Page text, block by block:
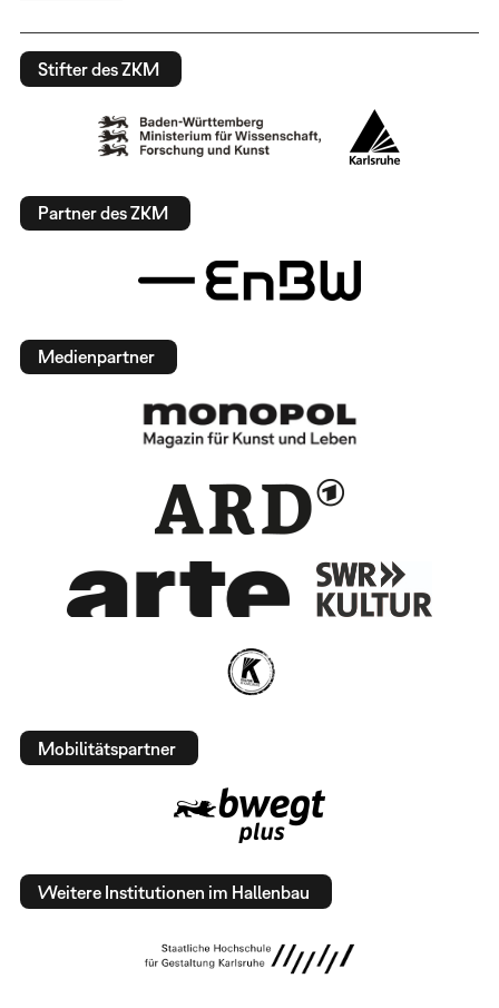
Stifter des ZKM
Partner des ZKM
Medienpartner
Mobilitätspartner
Weitere Institutionen im Hallenbau